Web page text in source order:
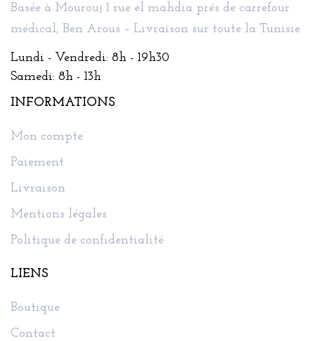
Basée à Mourouj 1 rue el mahdia prés de carrefour
médical, Ben Arous – Livraison sur toute la Tunisie.
Lundi - Vendredi: 8h - 19h30
Samedi: 8h - 13h
INFORMATIONS
Mon compte
Paiement
Livraison
Mentions légales
Politique de confidentialité
LIENS
Boutique
Contact